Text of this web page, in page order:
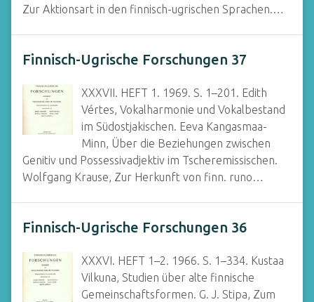
Zur Aktionsart in den finnisch-ugrischen Sprachen.…
Finnisch-Ugrische Forschungen 37
XXXVII. HEFT 1. 1969. S. 1–201. Edith
Vértes, Vokalharmonie und Vokalbestand
im Südostjakischen. Eeva Kangasmaa-
Minn, Über die Beziehungen zwischen
Genitiv und Possessivadjektiv im Tscheremissischen.
Wolfgang Krause, Zur Herkunft von finn. runo…
Finnisch-Ugrische Forschungen 36
XXXVI. HEFT 1–2. 1966. S. 1–334. Kustaa
Vilkuna, Studien über alte finnische
Gemeinschaftsformen. G. J. Stipa, Zum